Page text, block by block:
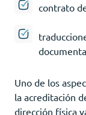
contrato
Uno de los
la acreditación
dirección física